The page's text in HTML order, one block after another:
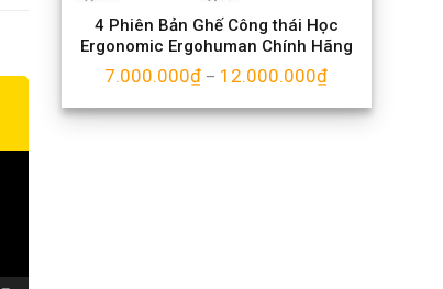
4 Phiên Bản Ghế Công thái Học
Ergonomic Ergohuman Chính Hãng
7.000.000₫ – 12.000.000₫